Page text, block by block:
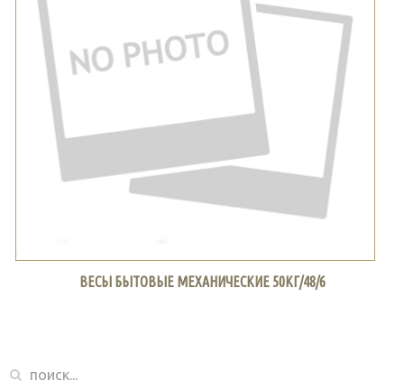
ВЕСЫ БЫТОВЫЕ МЕХАНИЧЕСКИЕ 50КГ/48/6